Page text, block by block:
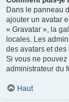
Dans le panneau
ajouter un avatar
« Gravatar », la
locales. Les
des avatars et
Si vous ne pouvez
administrateur du
Haut